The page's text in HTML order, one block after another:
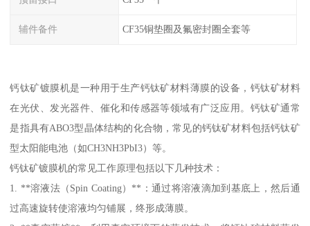
辅件备件 CF35铜垫圈及氟密封圈全套等
钙钛矿镀膜机是一种用于生产钙钛矿材料薄膜的设备，钙钛矿材料
在光伏、发光器件、催化和传感器等领域有广泛应用。钙钛矿通常
是指具有ABO3型晶体结构的化合物，常见的钙钛矿材料包括钙钛矿
型太阳能电池（如CH3NH3PbI3）等。
钙钛矿镀膜机的常见工作原理包括以下几种技术：
1. **溶液法（Spin Coating）**：通过将溶液滴加到基底上，然后通
过高速旋转使溶液均匀铺展，终形成薄膜。